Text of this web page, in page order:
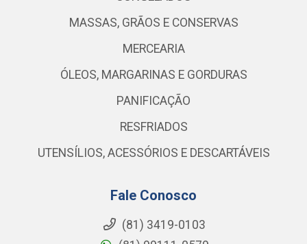
MASSAS, GRÃOS E CONSERVAS
MERCEARIA
ÓLEOS, MARGARINAS E GORDURAS
PANIFICAÇÃO
RESFRIADOS
UTENSÍLIOS, ACESSÓRIOS E DESCARTÁVEIS
Fale Conosco
(81) 3419-0103